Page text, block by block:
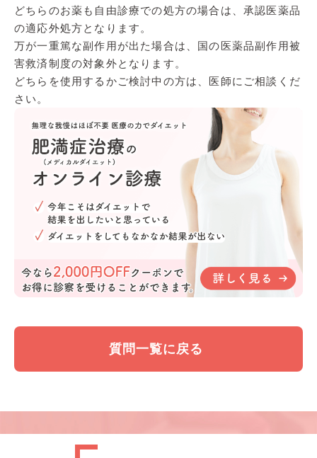
どちらのお薬も自由診療での処方の場合は、承認医薬品
の適応外処方となります。
万が一重篤な副作用が出た場合は、国の医薬品副作用被
害救済制度の対象外となります。
どちらを使用するかご検討中の方は、医師にご相談くだ
さい。
質問一覧に戻る